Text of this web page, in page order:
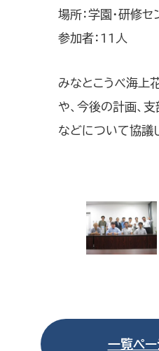
場所：学園・研修セ
参加者：11人
みなとこうべ海上
や、今後の計画、
などについて協議
一覧ペー